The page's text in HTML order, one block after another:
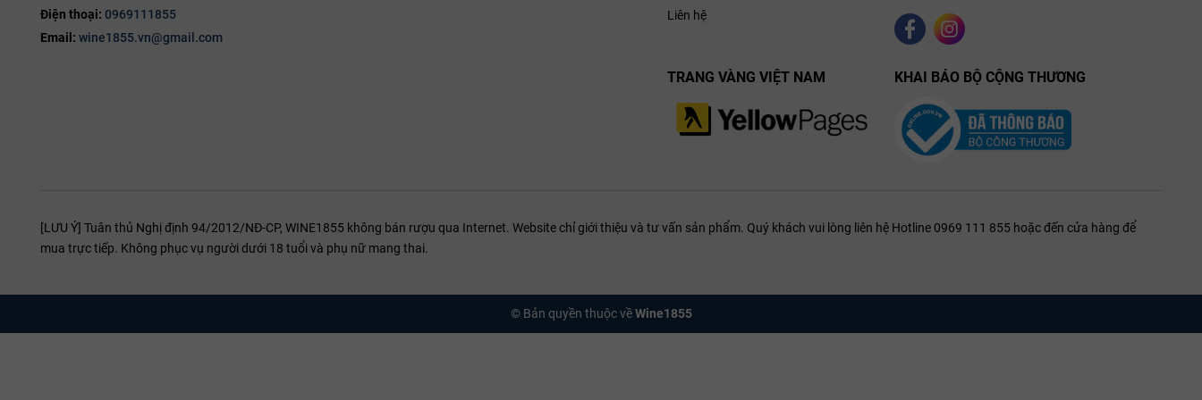
Điện thoại: 0969111855
Email: wine1855.vn@gmail.com
Liên hệ
TRANG VÀNG VIỆT NAM KHAI BÁO BỘ CỘNG THƯƠNG
[LƯU Ý] Tuân thủ Nghị định 94/2012/NĐ-CP, WINE1855 không bán rượu qua Internet. Website chỉ giới thiệu và tư vấn sản phẩm. Quý khách vui lòng liên hệ Hotline 0969 111 855 hoặc đến cửa hàng để
mua trực tiếp. Không phục vụ người dưới 18 tuổi và phụ nữ mang thai.
© Bản quyền thuộc vềWine1855